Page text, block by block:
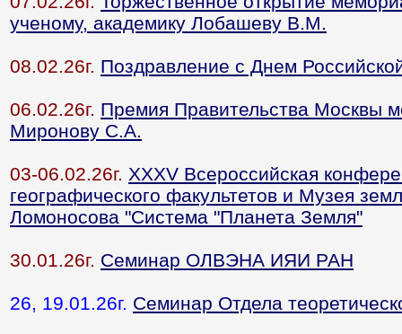
ученому, академику Лобашеву В.М.
08.02.26г. Поздравление с Днем
06.02.26г. Премия Правительства Москвы
Миронову С.А.
03-06.02.26г. ХХХV Всероссийская
географического факультетов и Музея
Ломоносова "Система "Планета Земля"
30.01.26г. Семинар ОЛВЭНА ИЯИ РАН
26, 19.01.26г. Семинар Отдела